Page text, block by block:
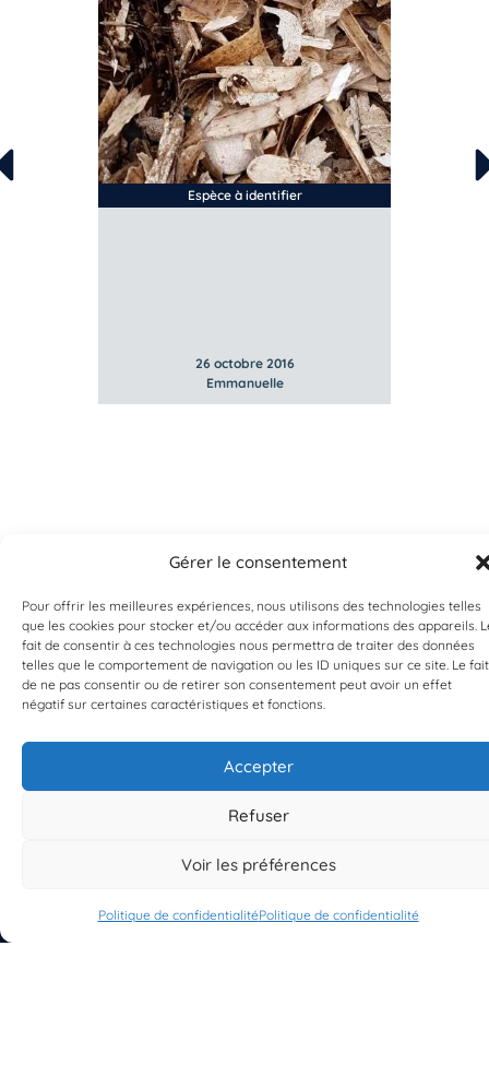
Gérer le consentement
Pour offrir les meilleures expériences, nous utilisons des technologies telles
que les cookies pour stocker et/ou accéder aux informations des appareils.
fait de consentir à ces technologies nous permettra de traiter des données
telles que le comportement de navigation ou les ID uniques sur ce site. Le fait
de ne pas consentir ou de retirer son consentement peut avoir un effet
négatif sur certaines caractéristiques et fonctions.
Accepter
Refuser
Voir les préférences
Politique de confidentialitéPolitique de confidentialité
Espèce à identifier
26 octobre 2016
Emmanuelle
EST UN PROGRAMME DE
S'INSCRIRE À LA NEWSLETTER